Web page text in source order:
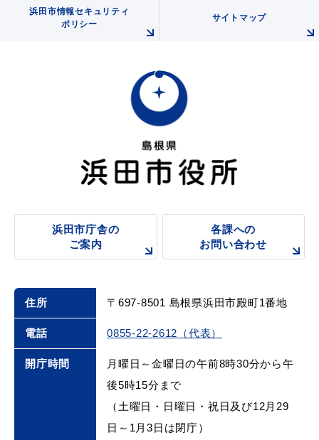
浜田市情報セキュリティ
ポリシー
サイトマップ
浜田市庁舎の
ご案内
各課への
お問い合わせ
住所 〒697-8501 島根県浜田市殿町1番地
電話 0855-22-2612（代表）
開庁時間
月曜日～金曜日の午前8時30分から午
後5時15分まで
（土曜日・日曜日・祝日及び12月29
日～1月3日は閉庁）